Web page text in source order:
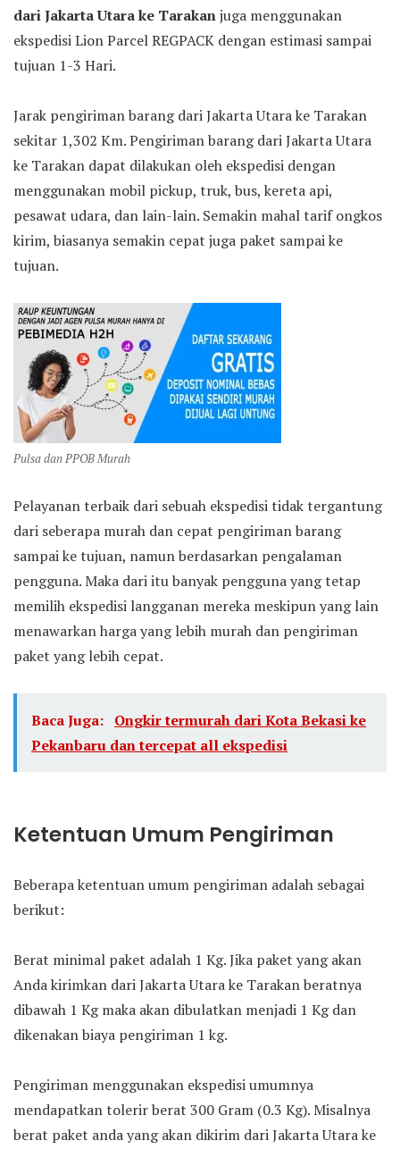
dari Jakarta Utara ke Tarakanjuga menggunakan
ekspedisi Lion Parcel REGPACK dengan estimasi sampai
tujuan 1-3 Hari.
Jarak pengiriman barang dari Jakarta Utara ke Tarakan
sekitar 1,302 Km. Pengiriman barang dari Jakarta Utara
ke Tarakan dapat dilakukan oleh ekspedisi dengan
menggunakan mobil pickup, truk, bus, kereta api,
pesawat udara, dan lain-lain. Semakin mahal tarif ongkos
kirim, biasanya semakin cepat juga paket sampai ke
tujuan.
Pulsa dan PPOB Murah
Pelayanan terbaik dari sebuah ekspedisi tidak tergantung
dari seberapa murah dan cepat pengiriman barang
sampai ke tujuan, namun berdasarkan pengalaman
pengguna. Maka dari itu banyak pengguna yang tetap
memilih ekspedisi langganan mereka meskipun yang lain
menawarkan harga yang lebih murah dan pengiriman
paket yang lebih cepat.
Baca Juga: Ongkir termurah dari Kota Bekasi ke
Pekanbaru dan tercepat all ekspedisi
Ketentuan Umum Pengiriman
Beberapa ketentuan umum pengiriman adalah sebagai
berikut:
Berat minimal paket adalah 1 Kg. Jika paket yang akan
Anda kirimkan dari Jakarta Utara ke Tarakan beratnya
dibawah 1 Kg maka akan dibulatkan menjadi 1 Kg dan
dikenakan biaya pengiriman 1 kg.
Pengiriman menggunakan ekspedisi umumnya
mendapatkan tolerir berat 300 Gram (0.3 Kg). Misalnya
berat paket anda yang akan dikirim dari Jakarta Utara ke